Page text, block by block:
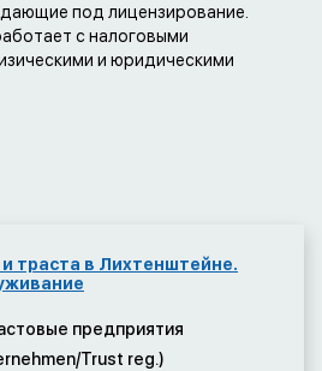
под лицензирование.
с налоговыми
и юридическими
траста в Лихтенштейне.
предприятия
Trust reg.)